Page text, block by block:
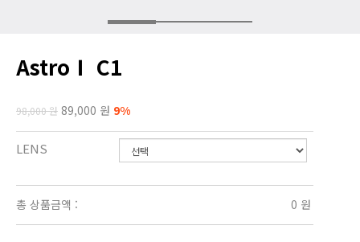
AstroⅠ C1
98,000 원 89,000 원 9%
LENS
총 상품금액 : 0 원